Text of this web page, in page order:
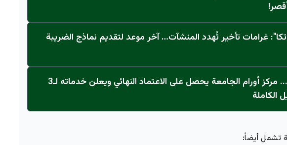
غرامات تأخير تُهدد المنشآت… آخر موعد لتقديم نماذج الضريبة
عاجل: القناة تنطلق... مركز أورام الجامعة يحصل على الاعتماد النهائي ويعلن خدماته لـ3
الكاملة
تشمل أيضاً: